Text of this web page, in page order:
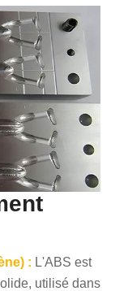
: L'ABS est
utilisé dans